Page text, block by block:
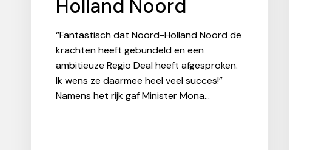
Holland Noord
“Fantastisch dat Noord-Holland Noord de
krachten heeft gebundeld en een
ambitieuze Regio Deal heeft afgesproken.
Ik wens ze daarmee heel veel succes!”
Namens het rijk gaf Minister Mona...